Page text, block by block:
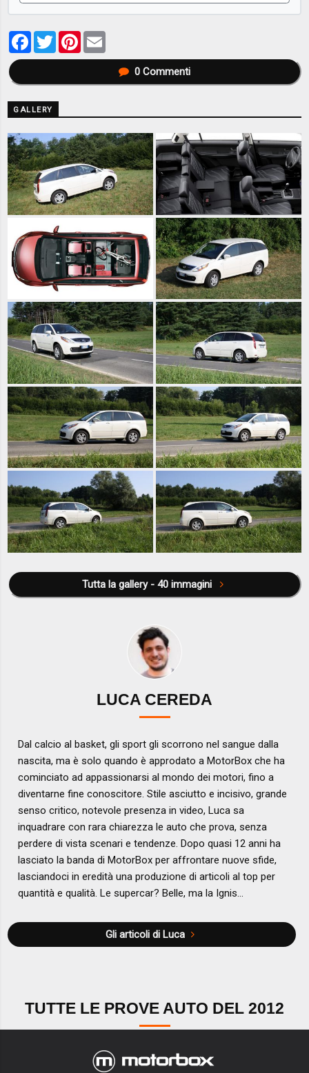
Facebook
TwitterPinterest
0Commenti
GALLERY
Tutta la gallery - 40 immagini
LUCA CEREDA
Dal calcio al basket, gli sport gli scorrono nel sangue dalla
nascita, ma è solo quando è approdato a MotorBox che ha
cominciato ad appassionarsi al mondo dei motori, fino a
diventarne fine conoscitore. Stile asciutto e incisivo, grande
senso critico, notevole presenza in video, Luca sa
inquadrare con rara chiarezza le auto che prova, senza
perdere di vista scenari e tendenze. Dopo quasi 12 anni ha
lasciato la banda di MotorBox per affrontare nuove sfide,
lasciandoci in eredità una produzione di articoli al top per
quantità e qualità. Le supercar? Belle, ma la Ignis...
Gli articoli di Luca
TUTTE LE PROVE AUTO DEL 2012